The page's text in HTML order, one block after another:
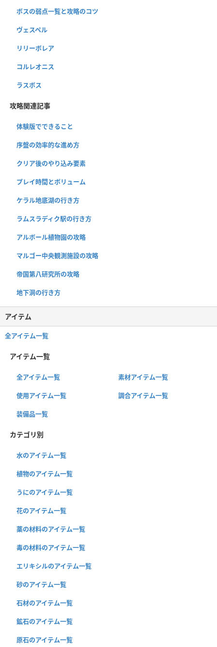
ボスの弱点一覧と攻略のコツ
ヴェスペル
リリーボレア
コルレオニス
ラスボス
攻略関連記事
体験版でできること
序盤の効率的な進め方
クリア後のやり込み要素
プレイ時間とボリューム
ケラル地底湖の行き方
ラムスラディク駅の行き方
アルボール植物園の攻略
マルゴー中央観測施設の攻略
帝国第八研究所の攻略
地下洞の行き方
アイテム
全アイテム一覧
アイテム一覧
全アイテム一覧 素材アイテム一覧
使用アイテム一覧 調合アイテム一覧
装備品一覧
カテゴリ別
水のアイテム一覧
植物のアイテム一覧
うにのアイテム一覧
花のアイテム一覧
薬の材料のアイテム一覧
毒の材料のアイテム一覧
エリキシルのアイテム一覧
砂のアイテム一覧
石材のアイテム一覧
鉱石のアイテム一覧
原石のアイテム一覧